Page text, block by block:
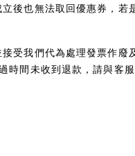
後也無法取回優惠券，若
受我們代為處理發票作廢
間未收到退款，請與客服